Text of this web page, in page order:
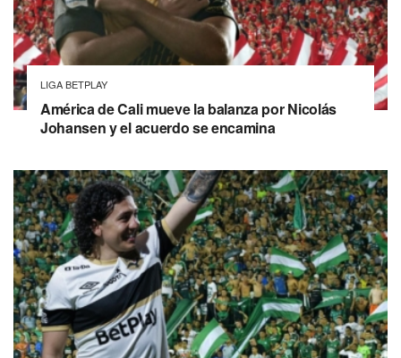
LIGA BETPLAY
América de Cali mueve la balanza por Nicolás
Johansen y el acuerdo se encamina